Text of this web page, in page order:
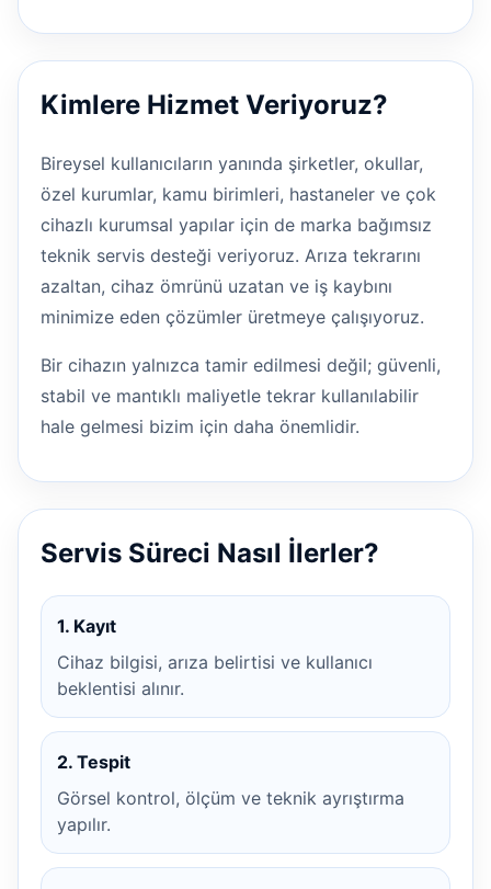
Kimlere Hizmet Veriyoruz?
Bireysel kullanıcıların yanında şirketler, okullar,
özel kurumlar, kamu birimleri, hastaneler ve çok
cihazlı kurumsal yapılar için de marka bağımsız
teknik servis desteği veriyoruz. Arıza tekrarını
azaltan, cihaz ömrünü uzatan ve iş kaybını
minimize eden çözümler üretmeye çalışıyoruz.
Bir cihazın yalnızca tamir edilmesi değil; güvenli,
stabil ve mantıklı maliyetle tekrar kullanılabilir
hale gelmesi bizim için daha önemlidir.
Servis Süreci Nasıl İlerler?
1. Kayıt
Cihaz bilgisi, arıza belirtisi ve kullanıcı
beklentisi alınır.
2. Tespit
Görsel kontrol, ölçüm ve teknik ayrıştırma
yapılır.